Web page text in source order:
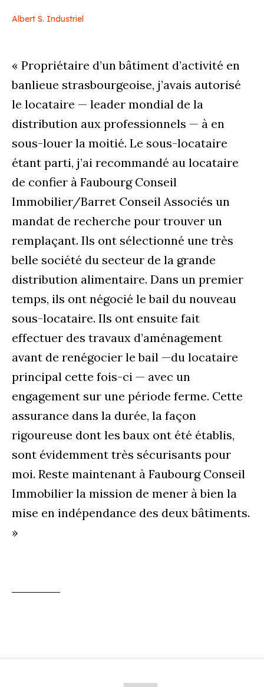
Albert S. Industriel
« Propriétaire d’un bâtiment d’activité en
banlieue strasbourgeoise, j’avais autorisé
le locataire — leader mondial de la
distribution aux professionnels — à en
sous-louer la moitié. Le sous-locataire
étant parti, j’ai recommandé au locataire
de confier à Faubourg Conseil
Immobilier/Barret Conseil Associés un
mandat de recherche pour trouver un
remplaçant. Ils ont sélectionné une très
belle société du secteur de la grande
distribution alimentaire. Dans un premier
temps, ils ont négocié le bail du nouveau
sous-locataire. Ils ont ensuite fait
effectuer des travaux d’aménagement
avant de renégocier le bail —du locataire
principal cette fois-ci — avec un
engagement sur une période ferme. Cette
assurance dans la durée, la façon
rigoureuse dont les baux ont été établis,
sont évidemment très sécurisants pour
moi. Reste maintenant à Faubourg Conseil
Immobilier la mission de mener à bien la
mise en indépendance des deux bâtiments.
»